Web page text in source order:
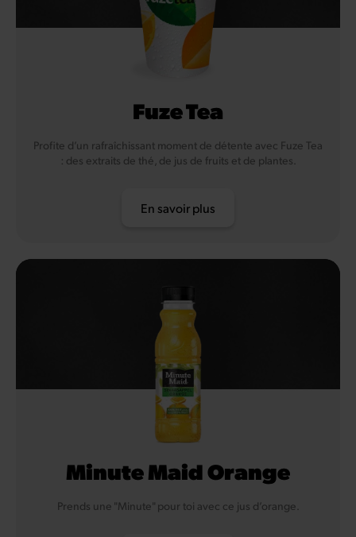
Fuze Tea
Profite d’un rafraîchissant moment de détente avec Fuze Tea
: des extraits de thé, de jus de fruits et de plantes.
En savoir plus
Minute Maid Orange
Prends une "Minute" pour toi avec ce jus d’orange.